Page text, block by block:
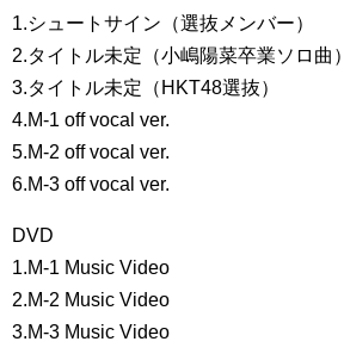
1.シュートサイン（選抜メンバー）
2.タイトル未定（小嶋陽菜卒業ソロ曲）
3.タイトル未定（HKT48選抜）
4.M-1 off vocal ver.
5.M-2 off vocal ver.
6.M-3 off vocal ver.
DVD
1.M-1 Music Video
2.M-2 Music Video
3.M-3 Music Video